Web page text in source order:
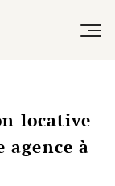
locative
agence à